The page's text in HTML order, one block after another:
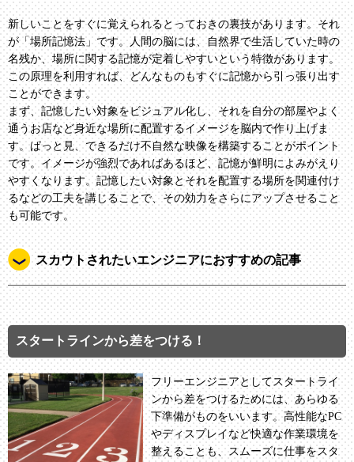
新しいことをすぐに覚えられるとっておきの裏技があります。それ
が「場所記憶法」です。人間の脳には、自然界で生活していた時の
名残か、場所に関する記憶が定着しやすいという特徴があります。
この原理を利用すれば、どんなものもすぐに記憶から引っ張り出す
ことができます。
まず、記憶したい対象をビジュアル化し、それを自分の部屋やよく
通うお店など身近な場所に配置するイメージを脳内で作り上げま
す。ぱっと見、できるだけ不自然な映像を構築することがポイント
です。イメージが強烈であればあるほど、記憶が鮮明によみがえり
やすくなります。記憶したい対象とそれを配置する場所を関連付け
るなどの工夫を講じることで、その効力をさらにアップさせること
も可能です。
スカウトされたいエンジニアにおすすめの記事
スタートラインから差をつける！
フリーエンジニアとしてスタートライ
ンから差をつけるためには、あらゆる
下準備がものをいいます。高性能なPC
やディスプレイなど快適な作業環境を
整えることも、スムーズに仕事をスタ